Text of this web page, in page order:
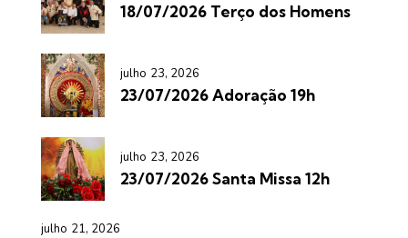
18/07/2026 Terço dos Homens
julho 23, 2026
23/07/2026 Adoração 19h
julho 23, 2026
23/07/2026 Santa Missa 12h
julho 21, 2026